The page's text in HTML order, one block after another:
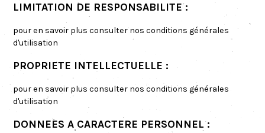
LIMITATION DE RESPONSABILITE :
pour en savoir plusconsulter nos conditions générales
d'utilisation
PROPRIETE INTELLECTUELLE :
pour en savoir plusconsulter nos conditions générales
d'utilisation
DONNEES A CARACTERE PERSONNEL :